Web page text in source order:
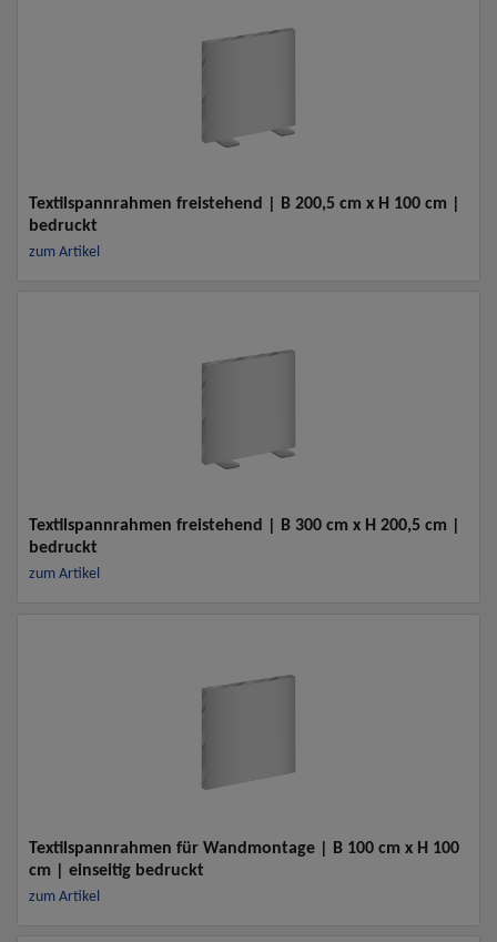
Textilspannrahmen freistehend | B 200,5 cm x H 100 cm |
bedruckt
zum Artikel
Textilspannrahmen freistehend | B 300 cm x H 200,5 cm |
bedruckt
zum Artikel
Textilspannrahmen für Wandmontage | B 100 cm x H 100
cm | einseitig bedruckt
zum Artikel